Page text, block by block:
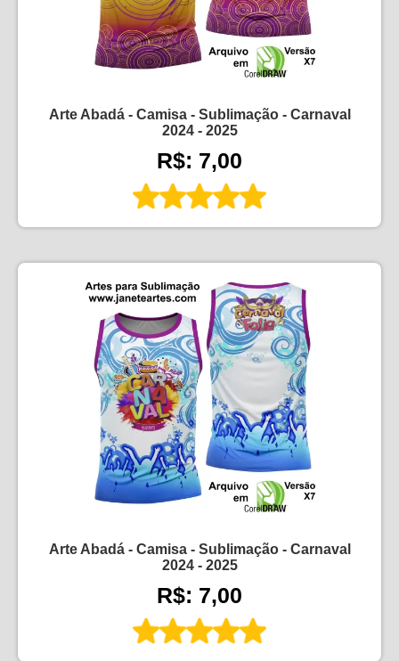
Arte Abadá - Camisa - Sublimação - Carnaval
2024 - 2025
R$: 7,00
Arte Abadá - Camisa - Sublimação - Carnaval
2024 - 2025
R$: 7,00